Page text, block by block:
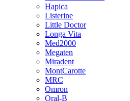
Hapica
Listerine
Little Doctor
Longa Vita
Med2000
Megaten
Miradent
MontCarotte
MRC
Omron
Oral-B